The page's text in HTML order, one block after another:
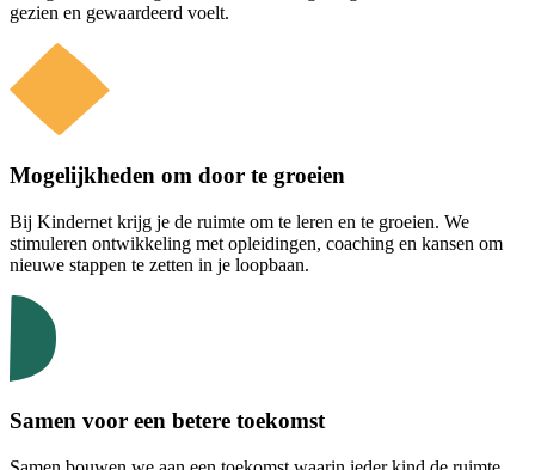
gezien en gewaardeerd voelt.
Mogelijkheden om door te groeien
Bij Kindernet krijg je de ruimte om te leren en te groeien. We
stimuleren ontwikkeling met opleidingen, coaching en kansen om
nieuwe stappen te zetten in je loopbaan.
Samen voor een betere toekomst